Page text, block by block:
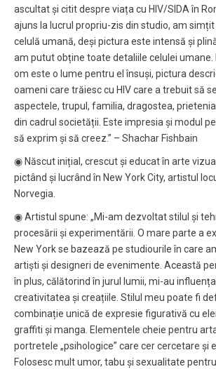
ascultat și citit despre viața cu HIV/SIDA în
ajuns la lucrul propriu-zis din studio, am
celulă umană, deși pictura este intensă și
am putut obține toate detaliile celulei umane.
om este o lume pentru el însuși, pictura
oameni care trăiesc cu HIV care a trebuit să
aspectele, trupul, familia, dragostea,
din cadrul societății. Este impresia și modul
să exprim și să creez.” – Shachar Fishbain
◉ Născut inițial, crescut și educat în arte
pictând și lucrând în New York City, artistul
Norvegia.
◉ Artistul spune: „Mi-am dezvoltat stilul și
procesării și experimentării. O mare parte a
New York se bazează pe studiourile în care
artiști și designeri de evenimente. Această
în plus, călătorind în jurul lumii, mi-au
creativitatea și creațiile. Stilul meu poate fi
combinație unică de expresie figurativă cu
graffiti și manga. Elementele cheie pentru
portretele „psihologice” care cer cercetare și
Folosesc mult umor, tabu și sexualitate